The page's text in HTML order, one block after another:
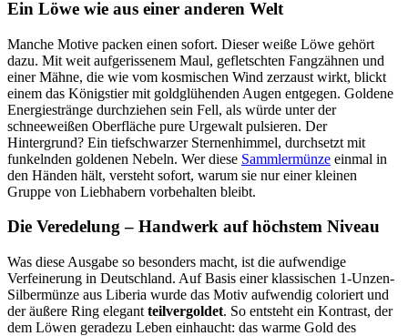
Ein Löwe wie aus einer anderen Welt
Manche Motive packen einen sofort. Dieser weiße Löwe gehört
dazu. Mit weit aufgerissenem Maul, gefletschten Fangzähnen und
einer Mähne, die wie vom kosmischen Wind zerzaust wirkt, blickt
einem das Königstier mit goldglühenden Augen entgegen. Goldene
Energiestränge durchziehen sein Fell, als würde unter der
schneeweißen Oberfläche pure Urgewalt pulsieren. Der
Hintergrund? Ein tiefschwarzer Sternenhimmel, durchsetzt mit
funkelnden goldenen Nebeln. Wer diese Sammlermünze einmal in
den Händen hält, versteht sofort, warum sie nur einer kleinen
Gruppe von Liebhabern vorbehalten bleibt.
Die Veredelung – Handwerk auf höchstem Niveau
Was diese Ausgabe so besonders macht, ist die aufwendige
Verfeinerung in Deutschland. Auf Basis einer klassischen 1-Unzen-
Silbermünze aus Liberia wurde das Motiv aufwendig coloriert und
der äußere Ring elegant teilvergoldet. So entsteht ein Kontrast, der
dem Löwen geradezu Leben einhaucht: das warme Gold des